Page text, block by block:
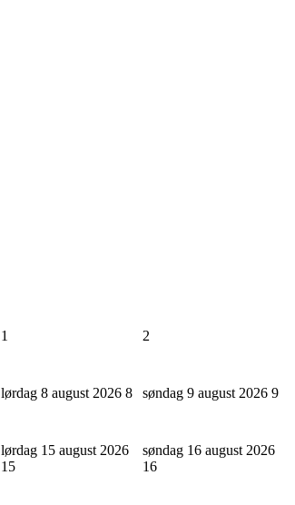
1 2
lørdag 8 august 2026 8 søndag 9 august 2026 9
lørdag 15 august 2026
15
søndag 16 august 2026
16